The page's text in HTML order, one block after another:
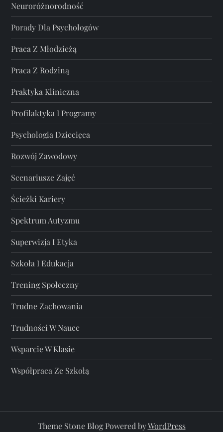
Neuroróżnorodność
Porady Dla Psychologów
Praca Z Młodzieżą
Praca Z Rodziną
Praktyka Kliniczna
Profilaktyka I Programy
Psychologia Dziecięca
Rozwój Zawodowy
Scenariusze Zajęć
Ścieżki Kariery
Spektrum Autyzmu
Superwizja I Etyka
Szkoła I Edukacja
Trening Społeczny
Trudne Zachowania
Trudności W Nauce
Wsparcie W Klasie
Współpraca Ze Szkołą
Theme Stone Blog Powered byWordPress